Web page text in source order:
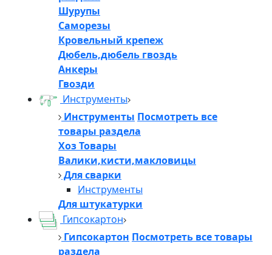
Шурупы
Саморезы
Кровельный крепеж
Дюбель,дюбель гвоздь
Анкеры
Гвозди
Инструменты
Инструменты Посмотреть все
товары раздела
Хоз Товары
Валики,кисти,макловицы
Для сварки
Инструменты
Для штукатурки
Гипсокартон
Гипсокартон Посмотреть все товары
раздела